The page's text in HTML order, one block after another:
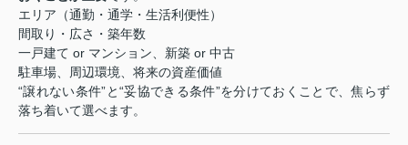
エリア（通勤・通学・生活利便性）
間取り・広さ・築年数
一戸建て or マンション、新築 or 中古
駐車場、周辺環境、将来の資産価値
“譲れない条件”と“妥協できる条件”を分けておくことで、焦らず
落ち着いて選べます。